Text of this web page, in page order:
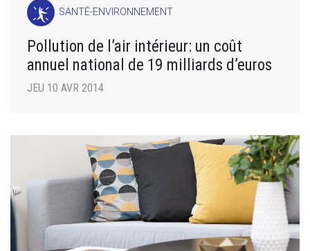
SANTÉ-ENVIRONNEMENT
Pollution de l’air intérieur: un coût
annuel national de 19 milliards d’euros
JEU 10 AVR 2014